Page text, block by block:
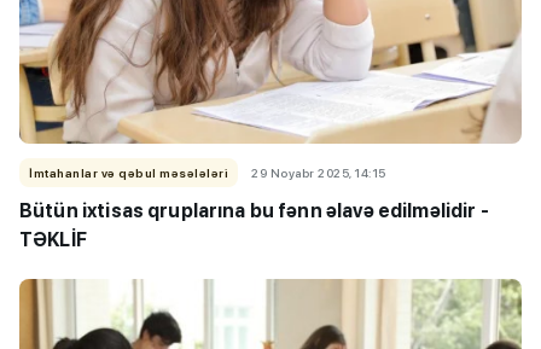
İmtahanlar və qəbul məsələləri 29 Noyabr 2025, 14:15
Bütün ixtisas qruplarına bu fənn əlavə edilməlidir -
TƏKLİF